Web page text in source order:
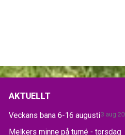
AKTUELLT
Veckans bana 6-16 augusti3 aug
Melkers minne på turné - torsdag